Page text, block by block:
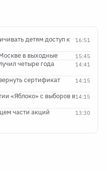
16:51
детям доступ к
15:45
в выходные
14:41
четыре года
14:15
сертификат
14:15
«Яблоко» с выборов в
13:30
части акций